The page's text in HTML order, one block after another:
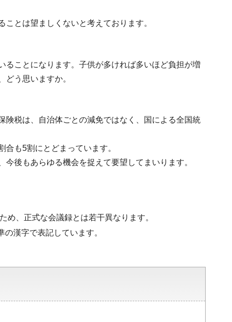
とは望ましくないと考えております。
ことになります。子供が多ければ多いほど負担が増
どう思いますか。
険税は、自治体ごとの減免ではなく、国による全国統
も5割にとどまっています。
後もあらゆる機会を捉えて要望してまいります。
め、正式な会議録とは若干異なります。
の漢字で表記しています。